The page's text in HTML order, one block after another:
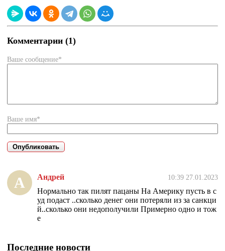
Комментарии (1)
Ваше сообщение*
Ваше имя*
А Андрей 10:39 27.01.2023
Нормально так пилят пацаны На Америку пусть в с
уд подаст ..сколько денег они потеряли из за санкци
й..сколько они недополучили Примерно одно и тож
е
Последние новости